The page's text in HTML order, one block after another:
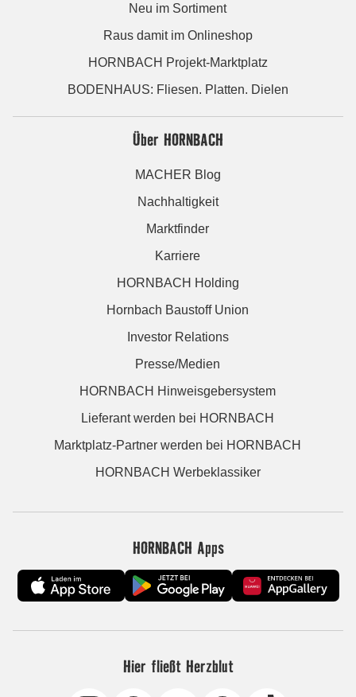
Neu im Sortiment
Raus damit im Onlineshop
HORNBACH Projekt-Marktplatz
BODENHAUS: Fliesen. Platten. Dielen
Über HORNBACH
MACHER Blog
Nachhaltigkeit
Marktfinder
Karriere
HORNBACH Holding
Hornbach Baustoff Union
Investor Relations
Presse/Medien
HORNBACH Hinweisgebersystem
Lieferant werden bei HORNBACH
Marktplatz-Partner werden bei HORNBACH
HORNBACH Werbeklassiker
HORNBACH Apps
Hier fließt Herzblut